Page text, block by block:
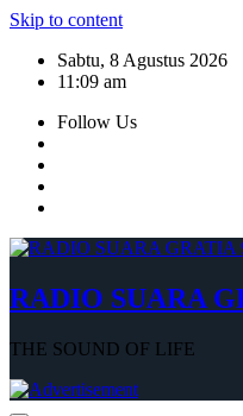
Skip to content
Sabtu, 8 Agustus 2026
11:09 am
Follow Us
RADIO SUARA
THE SOUND OF LIFE